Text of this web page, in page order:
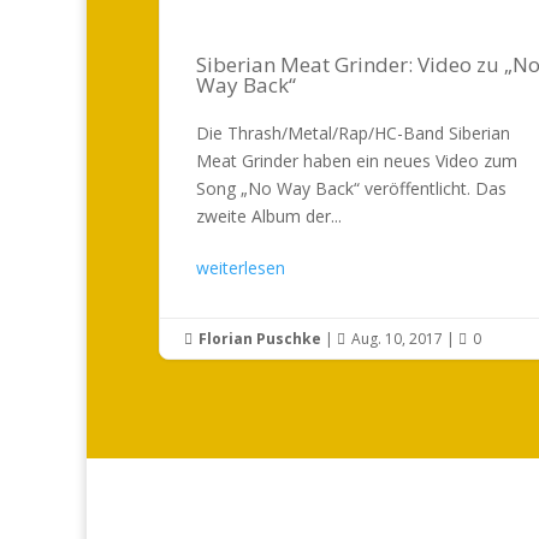
Siberian Meat Grinder: Video zu „No
Way Back“
Die Thrash/Metal/Rap/HC-Band Siberian
Meat Grinder haben ein neues Video zum
Song „No Way Back“ veröffentlicht. Das
zweite Album der...
weiterlesen
 Florian Puschke |  Aug. 10, 2017 |  0